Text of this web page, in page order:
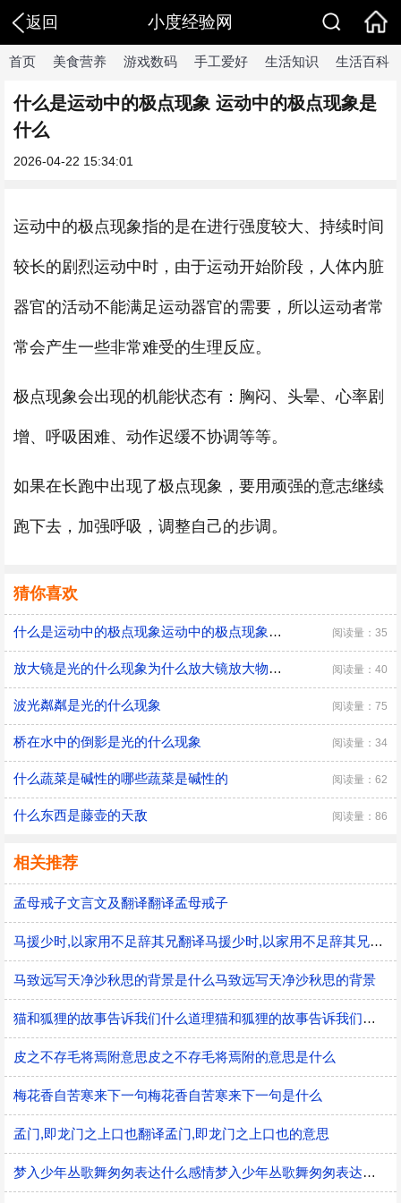
返回 小度经验网
首页 美食营养 游戏数码 手工爱好 生活知识 生活百科
什么是运动中的极点现象 运动中的极点现象是
什么
2026-04-22 15:34:01
运动中的极点现象指的是在进行强度较大、持续时间
较长的剧烈运动中时，由于运动开始阶段，人体内脏
器官的活动不能满足运动器官的需要，所以运动者常
常会产生一些非常难受的生理反应。
极点现象会出现的机能状态有：胸闷、头晕、心率剧
增、呼吸困难、动作迟缓不协调等等。
如果在长跑中出现了极点现象，要用顽强的意志继续
跑下去，加强呼吸，调整自己的步调。
猜你喜欢
什么是运动中的极点现象运动中的极点现象是什么 阅读量：35
放大镜是光的什么现象为什么放大镜放大物体是光的折射现象 阅读量：40
波光粼粼是光的什么现象 阅读量：75
桥在水中的倒影是光的什么现象 阅读量：34
什么蔬菜是碱性的哪些蔬菜是碱性的 阅读量：62
什么东西是藤壶的天敌 阅读量：86
相关推荐
孟母戒子文言文及翻译翻译孟母戒子
马援少时,以家用不足辞其兄翻译马援少时,以家用不足辞其兄的意思
马致远写天净沙秋思的背景是什么马致远写天净沙秋思的背景
猫和狐狸的故事告诉我们什么道理猫和狐狸的故事告诉我们的道理
皮之不存毛将焉附意思皮之不存毛将焉附的意思是什么
梅花香自苦寒来下一句梅花香自苦寒来下一句是什么
孟门,即龙门之上口也翻译孟门,即龙门之上口也的意思
梦入少年丛歌舞匆匆表达什么感情梦入少年丛歌舞匆匆表达的感情